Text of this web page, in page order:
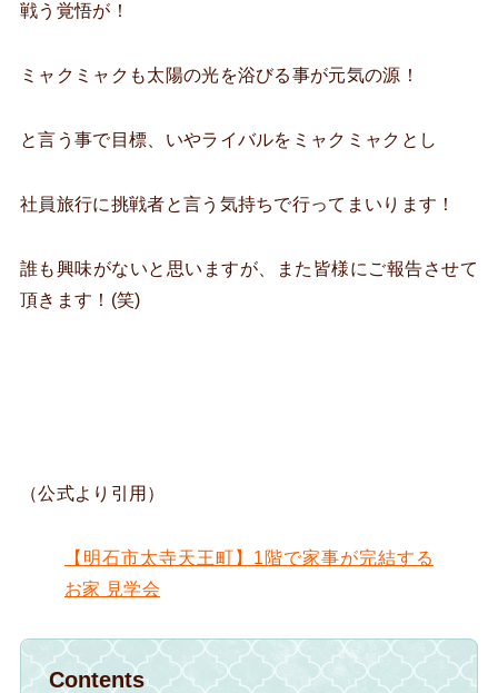
戦う覚悟が！
ミャクミャクも太陽の光を浴びる事が元気の源！
と言う事で目標、いやライバルをミャクミャクとし
社員旅行に挑戦者と言う気持ちで行ってまいります！
誰も興味がないと思いますが、また皆様にご報告させて
頂きます！(笑)
（公式より引用）
【明石市太寺天王町】1階で家事が完結する
お家 見学会
Contents